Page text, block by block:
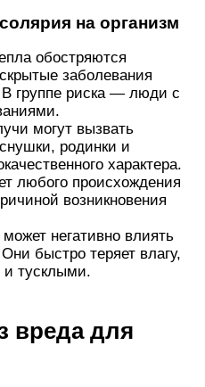
на организм
обостряются
заболевания
В группе риска — люди с
могут вызвать
родинки и
характера.
любого происхождения
возникновения
негативно влиять
быстро теряет влагу,
и тусклыми.
вреда для